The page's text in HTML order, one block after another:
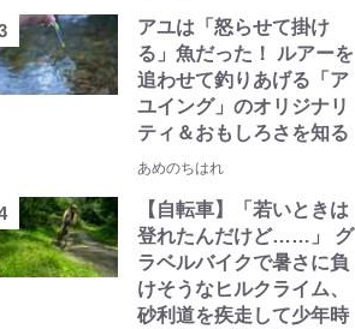
アユは「怒らせて掛け
る」魚だった！ ルアーを
追わせて釣りあげる「ア
ユイング」のオリジナリ
ティ＆おもしろさを知る
あめのちはれ
【自転車】「若いときは
登れたんだけど……」 グ
ラベルバイクで暑さに負
けそうなヒルクライム、
砂利道を疾走して少年時